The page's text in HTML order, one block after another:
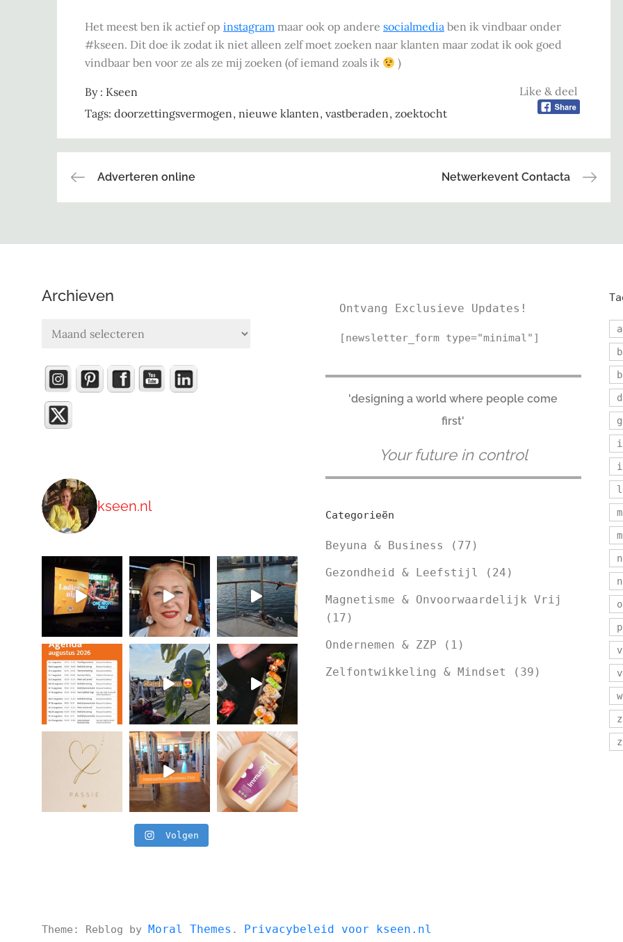
Het meest ben ik actief op instagram maar ook op andere socialmedia ben ik vindbaar onder
#kseen. Dit doe ik zodat ik niet alleen zelf moet zoeken naar klanten maar zodat ik ook goed
vindbaar ben voor ze als ze mij zoeken (of iemand zoals ik
)
Like & deel
By : Kseen
Tags: doorzettingsvermogen nieuwe klanten vastberaden zoektocht
Bericht
Adverteren online Netwerkevent Contacta
Archieven
Archieven
kseen.nl
Volgen
Ontvang Exclusieve Updates!
[newsletter_form type="minimal"]
'designing a world where people come
first'
Your future in control
Categorieën
Beyuna & Business (77)
Gezondheid & Leefstijl (24)
Magnetisme & Onvoorwaardelijk Vrij
(17)
Ondernemen & ZZP (1)
Zelfontwikkeling & Mindset (39)
Theme: Reblog by Moral Themes . Privacybeleid voor kseen.nl